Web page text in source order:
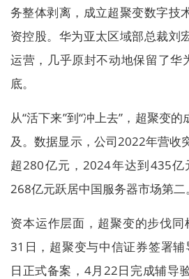
务整体剥离，成立超聚变数字技
资控股。华为亚太区域部总裁刘
运营，几乎原封不动地保留了华
底。
从“活下来”到“冲上去”，超聚变
及。数据显示，公司2022年营收
超280亿元，2024年达到435
268亿元跃居中国服务器市场第二。
资本运作层面，超聚变的步伐
31日，超聚变与中信证券签署
日正式备案，4月22日完成辅导